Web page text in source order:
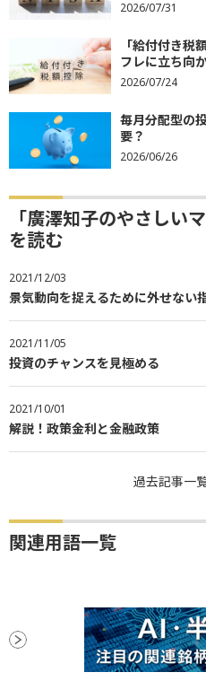
2026/07/31
「給付付き税
フレに立ち向
2026/07/24
毎月分配型の
要？
2026/06/26
「廣澤知子のやさしい
を読む
2021/12/03
景気動向を捉えるために外せない
2021/11/05
投資のチャンスを見極める
2021/10/01
解説！政策金利と金融政策
過去記事一
関連用語一覧